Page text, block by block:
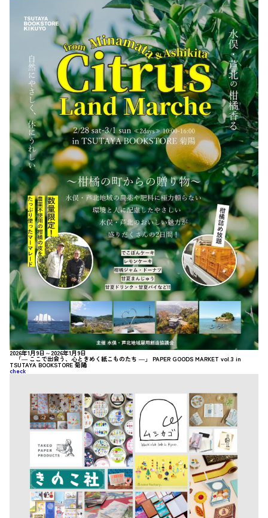
2026年1月9日～2026年1月9日
「― ここで出会う、心ときめく紙こものたち ―」 PAPER GOODS MARKET vol.3 in
TSUTAYA BOOKSTORE 菊陽
check